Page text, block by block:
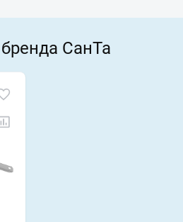
СанТа